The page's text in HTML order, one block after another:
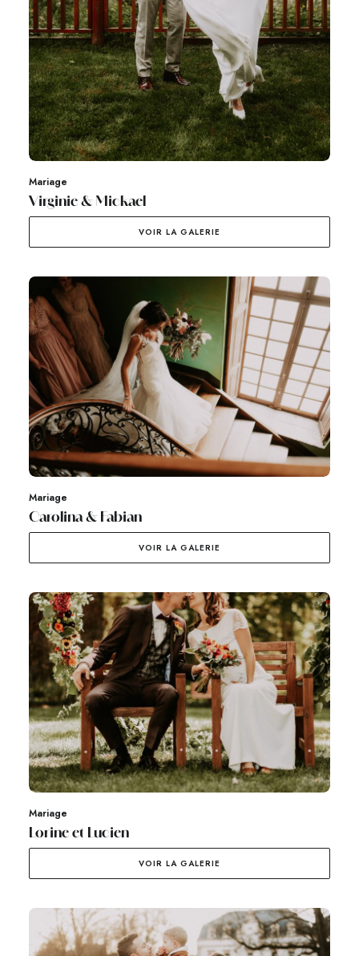
Mariage
Virginie & Mickael
VOIR LA GALERIE
Mariage
Carolina & Fabian
VOIR LA GALERIE
Mariage
Lorine et Lucien
VOIR LA GALERIE